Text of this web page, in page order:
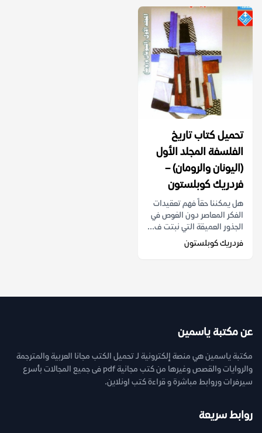
تحميل كتاب تاريخ
الفلسفة المجلد الأول
(اليونان والرومان) –
فردريك كوبلستون
هل يمكننا حقاً فهم تعقيدات
الفكر المعاصر دون الغوص في
الجذور العميقة التي نبتت ف...
فردريك كوبلستون
عن مكتبة ياسمين
مكتبة ياسمين هي منصة إلكترونية لـ تحميل الكتب مجانا العربية والمترجمة
والروايات والقصص وغيرها من كتب مجانية pdf فى جميع المجالات بأسرع
سيرفرات وروابط مباشرة و قراءة كتب اونلاين.
روابط سريعة